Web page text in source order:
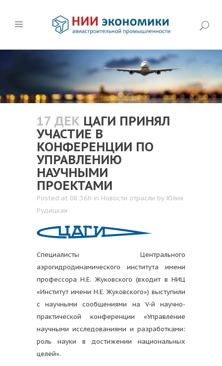
17 ДЕК ЦАГИ ПРИНЯЛ
УЧАСТИЕ В
КОНФЕРЕНЦИИ ПО
УПРАВЛЕНИЮ
НАУЧНЫМИ
ПРОЕКТАМИ
Posted at 08:36h in Новости отрасли by Юлия
Рудицкая
Специалисты Центрального
аэрогидродинамического института имени
профессора Н.Е. Жуковского (входит в НИЦ
«Институт имени Н.Е. Жуковского») выступили
с научными сообщениями на V-й научно-
практической конференции «Управление
научными исследованиями и разработками:
роль науки в достижении национальных
целей».